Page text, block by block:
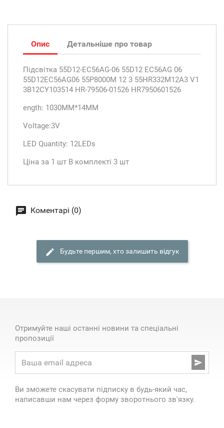
Опис Детальніше про товар
Підсвітка 55D12-EC56AG-06 55D12 EC56AG 06
55D12EC56AG06 55P8000M 12 3 55HR332M12A3 V1
3B12CY103514 HR-79506-01526 HR7950601526
ength: 1030MM*14MM
Voltage:3V
LED Quantity: 12LEDs
Ціна за 1 шт В комплекті 3 шт
Коментарі (0)
Будьте першим, хто залишить відгук
Отримуйте наші останні новини та спеціальні
пропозиції

Ви зможете скасувати підписку в будь-який час,
написавши нам через форму зворотнього зв'язку.